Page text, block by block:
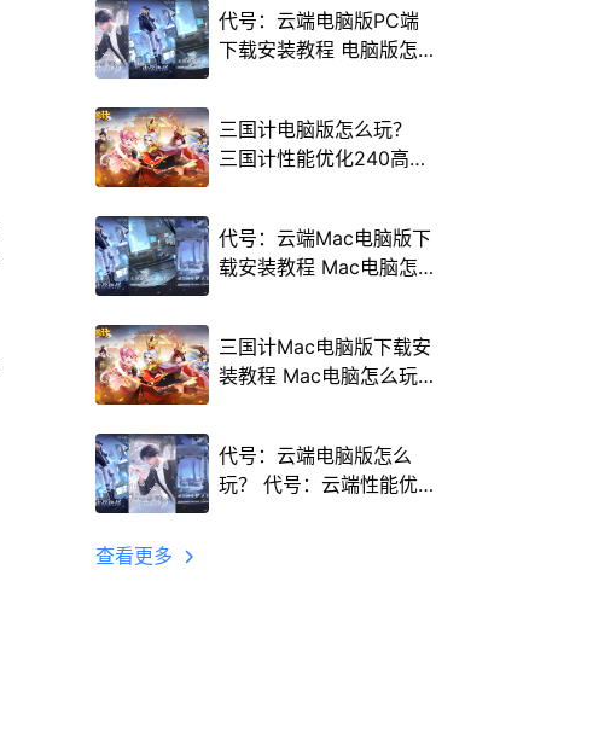
代号：云端电脑版PC端
下载安装教程 电脑版怎
三国计电脑版怎么玩？
三国计性能优化240高帧
代号：云端Mac电脑版下
载安装教程 Mac电脑怎
三国计Mac电脑版下载安
装教程 Mac电脑怎么玩
代号：云端电脑版怎么
玩？ 代号：云端性能优
查看更多